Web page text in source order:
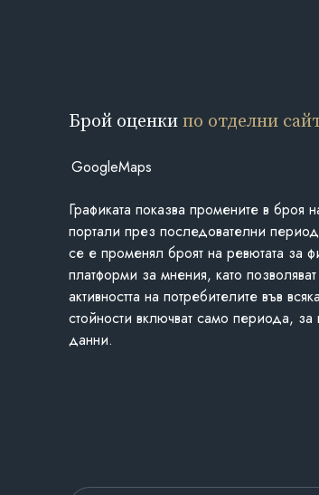
Брой оценкипо отделни
GoogleMaps
Графиката показва промените в броя
портали през последователни
се е променял броят на ревютата за
платформи за мнения, като
активността на потребителите във
стойности включват само периода,
данни.